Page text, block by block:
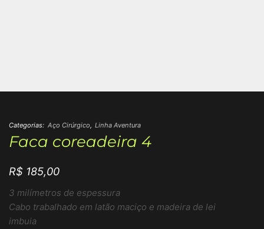
Categorias: Aço Cirúrgico, Linha Aventura
Faca coreadeira 4
R$ 185,00
3 milímetros de espessura
Cabo trabalhado em latão maciço e madeira de lei
imbuia